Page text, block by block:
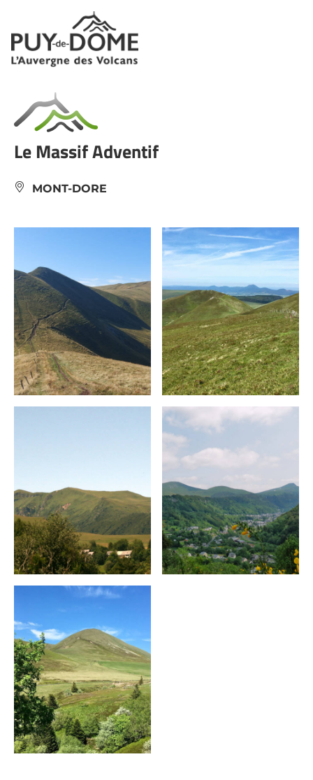
Panneau de gestion des cookies
Le Massif Adventif
MONT-DORE